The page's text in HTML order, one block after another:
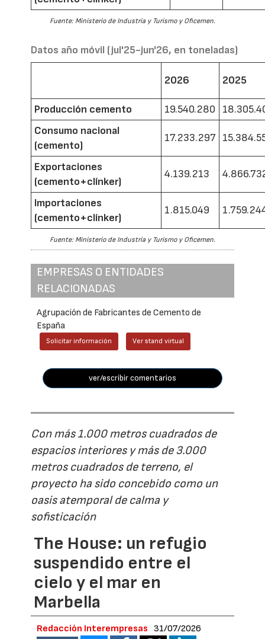
Fuente: Ministerio de Industria y Turismo y Oficemen.
Datos año móvil (jul'25-jun'26, en toneladas)
2026 2025
Producción cemento 19.540.280
Consumo nacional
(cemento)
17.233.297
Exportaciones
(cemento+clínker)
4.139.213
Importaciones
(cemento+clínker)
1.815.049
Fuente: Ministerio de Industria y Turismo y Oficemen.
EMPRESAS O ENTIDADES
RELACIONADAS
Agrupación de Fabricantes de Cemento de
España
Solicitar información Ver stand virtual
ver/escribir comentarios
Con más 1.000 metros cuadrados de
espacios interiores y más de 3.000
metros cuadrados de terreno, el
proyecto ha sido concebido como un
oasis atemporal de calma y
sofisticación
The House: un refugio
suspendido entre el
cielo y el mar en
Marbella
Redacción Interempresas 31/07/2026